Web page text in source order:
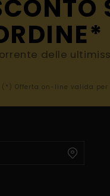
delle
(*) Offerta on-line valida